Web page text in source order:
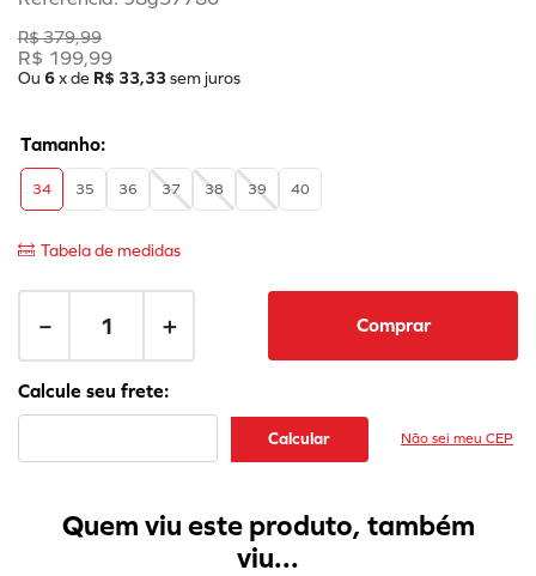
R$379,99
R$ 199,99
Ou 6x de R$ 33,33 sem juros
34 35 36 37 38 39 40
Tabela de medidas
＋
－ Comprar
Não sei meu CEP
Quem viu este produto, também
viu...